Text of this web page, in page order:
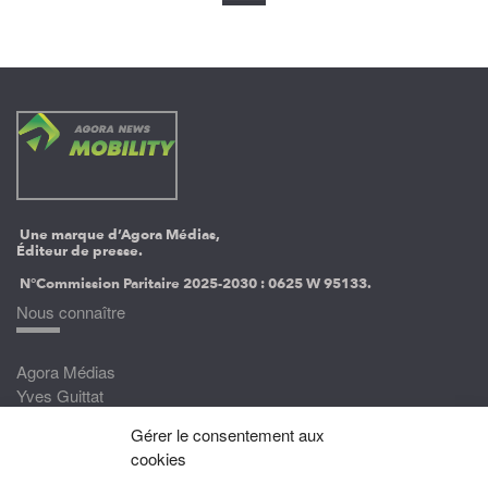
Gérer le consentement aux
cookies
Une marque d’Agora Médias,
Éditeur de presse.
N°Commission Paritaire 2025-2030 :0625 W 95133.
Nous connaître
Agora Médias
Yves Guittat